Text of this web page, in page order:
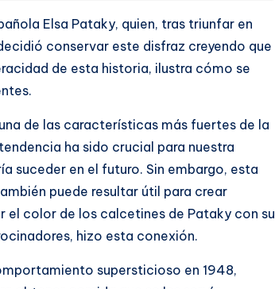
Elsa Pataky, quien, tras triunfar en
conservar este disfraz creyendo que
de esta historia, ilustra cómo se
de las características más fuertes de la
ha sido crucial para nuestra
suceder en el futuro. Sin embargo, esta
puede resultar útil para crear
color de los calcetines de Pataky con su
hizo esta conexión.
supersticioso en 1948,